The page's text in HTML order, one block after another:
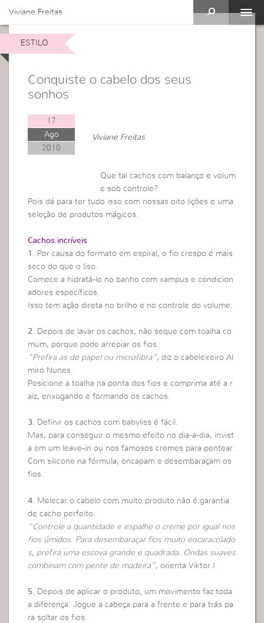
Viviane Freitas
ESTILO
Conquiste o cabelo dos seus
sonhos
17
Ago
2010
Viviane Freitas
Que tal cachos com balanço e volum
e sob controle?
Pois dá para ter tudo isso com nossas oito lições e uma
seleção de produtos mágicos.
Cachos incríveis
1.
Por causa do formato em espiral, o fio crespo é mais
seco do que o liso.
Comece a hidratá-lo no banho com xampus e condicion
adores específicos.
Isso tem ação direta no brilho e no controle do volume.
2. Depois de lavar os cachos, não seque com toalha co
mum, porque pode arrepiar os fios.
“Prefira as de papel ou microfibra”, diz o cabeleireiro Al
miro Nunes.
Posicione a toalha na ponta dos fios e comprima até a r
aiz, enxugando e formando os cachos.
3. Definir os cachos com babyliss é fácil.
Mas, para conseguir o mesmo efeito no dia-a-dia, invist
a em um leave-in ou nos famosos cremes para pentear.
Com silicone na fórmula, encapam e desembaraçam os
fios.
4. Melecar o cabelo com muito produto não é garantia
de cacho perfeito.
“Controle a quantidade e espalhe o creme por igual nos
fios úmidos. Para desembaraçar fios muito encaracolado
s, prefira uma escova grande e quadrada. Ondas suaves
combinam com pente de madeira”, orienta Viktor I.
5. Depois de aplicar o produto, um movimento faz toda
a diferença: Jogue a cabeça para a frente e para trás pa
ra soltar os fios.